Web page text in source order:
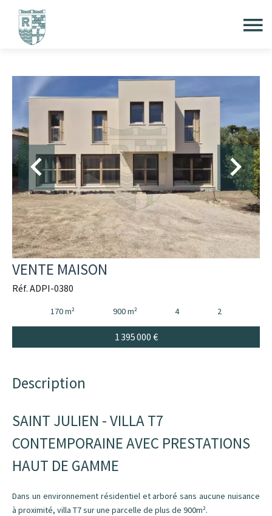
VENTE MAISON
Réf. ADPI-0380
170 m² 900 m² 4 2
1 395 000 €
Description
SAINT JULIEN - VILLA T7
CONTEMPORAINE AVEC PRESTATIONS
HAUT DE GAMME
Dans un environnement résidentiel et arboré sans aucune nuisance
à proximité, villa T7 sur une parcelle de plus de 900m².